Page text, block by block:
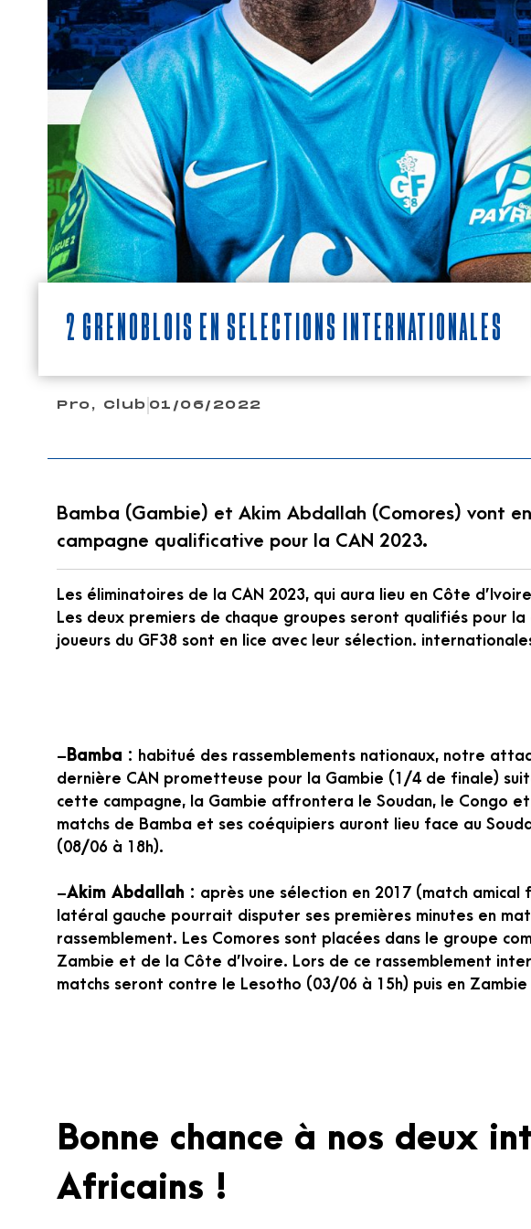
2 Grenoblois en sélections internationales
Pro, Club 01/06/2022
Bamba (Gambie) et Akim Abdallah (Comores) vont
campagne qualificative pour la CAN 2023.
Les éliminatoires de la CAN 2023, qui aura lieu en Côte
Les deux premiers de chaque groupes seront qualifiés pour
joueurs du GF38 sont en lice avec leur sélection.
– Bamba : habitué des rassemblements nationaux, notre
dernière CAN prometteuse pour la Gambie (1/4 de finale)
cette campagne, la Gambie affrontera le Soudan, le Congo
matchs de Bamba et ses coéquipiers auront lieu face au
(08/06 à 18h).
–Akim Abdallah : après une sélection en 2017 (match
latéral gauche pourrait disputer ses premières minutes en
rassemblement. Les Comores sont placées dans le groupe
Zambie et de la Côte d’Ivoire. Lors de ce rassemblement
matchs seront contre le Lesotho (03/06 à 15h) puis en
Bonne chance à nos deux
Africains !